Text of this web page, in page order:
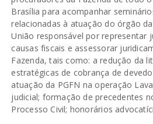
Brasília para acompanhar
relacionadas à atuação do órgão
União responsável por representar
causas fiscais e assessorar
Fazenda, tais como: a redução da
estratégicas de cobrança de
atuação da PGFN na operação
judicial; formação de precedentes
Processo Civil; honorários